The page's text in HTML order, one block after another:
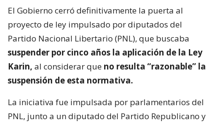
El Gobierno cerró definitivamente la puerta al
proyecto de ley impulsado por diputados del
Partido Nacional Libertario (PNL), que buscaba
suspender por cinco años la aplicación de la Ley
Karin, al considerar que no resulta “razonable” la
suspensión de esta normativa.
La iniciativa fue impulsada por parlamentarios del
PNL, junto a un diputado del Partido Republicano y